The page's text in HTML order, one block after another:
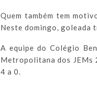
Quem também tem
Neste domingo, goleada
A equipe do Colégio
Metropolitana dos JEMs
4 a 0.